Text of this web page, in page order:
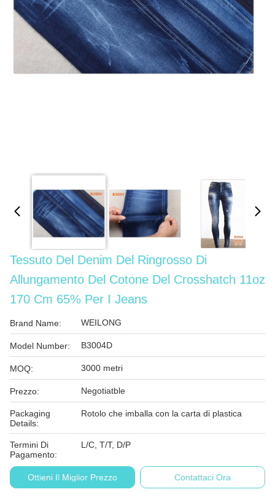
Tessuto Del Denim Del Ringrosso Di
Allungamento Del Cotone Del Crosshatch 11oz
170 Cm 65% Per I Jeans
Brand Name: WEILONG
Model Number: B3004D
MOQ: 3000 metri
Prezzo: Negotiatble
Packaging
Details:
Rotolo che imballa con la carta di plastica
Termini Di
Pagamento:
L/C, T/T, D/P
Ottieni Il Miglior Prezzo Contattaci Ora